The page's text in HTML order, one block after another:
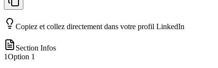
Copiez et collez directement dans votre profil LinkedIn
Section Infos
1Option 1